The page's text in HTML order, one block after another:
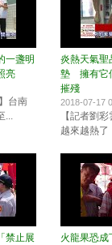
一盞明
亮
台南
...
炎熱天氣
墊 擁有它
摧殘
2018-07-17
【記者劉
越來越熱了
禁止展
火龍果恐